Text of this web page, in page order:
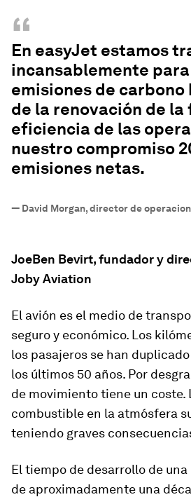
“
En easyJet estamos
incansablemente
emisiones de carbono
de la renovación de la
eficiencia de las
nuestro compromiso
emisiones netas.
— David Morgan, director de
JoeBen Bevirt, fundador y
Joby Aviation
El avión es el medio de
seguro y económico. Los
los pasajeros se han
los últimos 50 años. Por
de movimiento tiene un coste.
combustible en la atmósfera
teniendo graves
El tiempo de desarrollo de una
de aproximadamente una